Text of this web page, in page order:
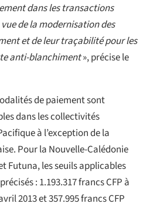
dans les transactions
de la modernisation des
et de leur traçabilité pour les
anti-blanchiment», précise le
de paiement sont
dans les collectivités
à l’exception de la
Pour la Nouvelle-Calédonie
Futuna, les seuils applicables
: 1.193.317 francs CFP à
2013 et 357.995 francs CFP